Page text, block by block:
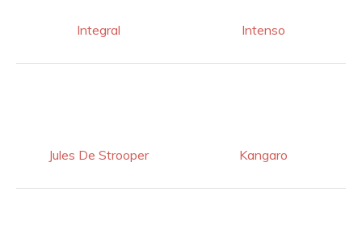
Integral Intenso
Jules De Strooper Kangaro